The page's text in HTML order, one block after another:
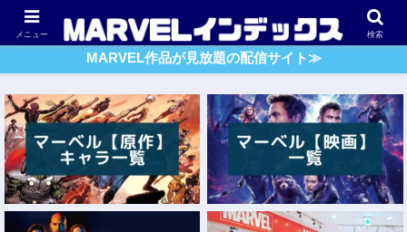
アベンジャーズ スパイダーマン ガーディアンズ・O・G
MARVEL作品が見放題の配信サイト≫
メニュー 検索